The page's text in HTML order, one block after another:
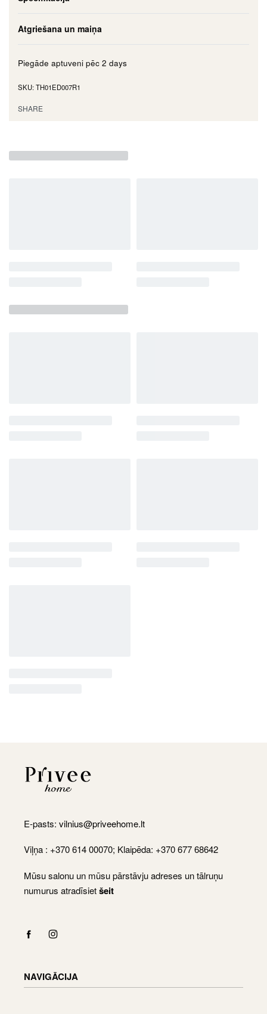
Atgriešana un maiņa
Piegāde aptuveni pēc 2 days
TH01ED007R1
SHARE
E-pasts: vilnius@priveehome.lt
Viļņa : +370 614 00070; Klaipēda: +370 677 68642
Mūsu salonu un mūsu pārstāvju adreses un tālruņu
numurus atradīsietšeit
NAVIGĀCIJA